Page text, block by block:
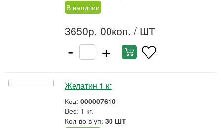
В наличии
3650р. 00коп. / ШТ
- +
Желатин 1 кг
Код: 000007610
Вес: 1 кг.
Кол-во в уп: 30 ШТ